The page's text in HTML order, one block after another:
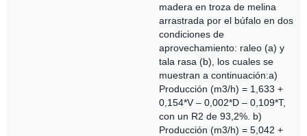
madera en troza de melina
arrastrada por el búfalo en dos
condiciones de
aprovechamiento: raleo (a) y
tala rasa (b), los cuales se
muestran a continuación:a)
Producción (m3/h) = 1,633 +
0,154*V – 0,002*D – 0,109*T,
con un R2 de 93,2%. b)
Producción (m3/h) = 5,042 +